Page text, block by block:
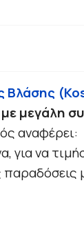
Βλάσης
μεγάλη
αναφέρει:
για να